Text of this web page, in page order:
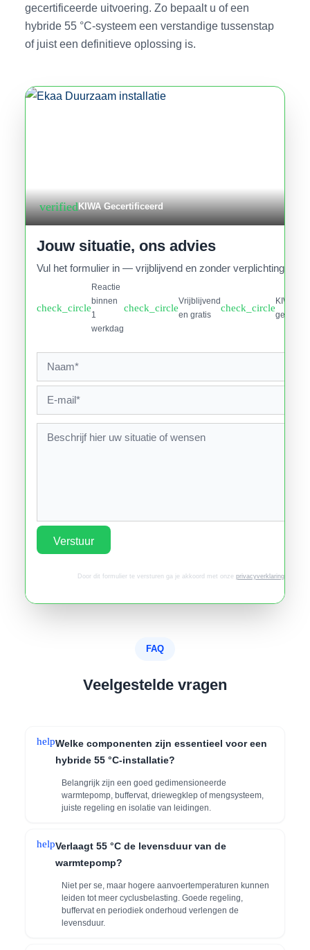
gecertificeerde uitvoering. Zo bepaalt u of een
hybride 55 °C-systeem een verstandige tussenstap
of juist een definitieve oplossing is.
verifiedKIWA Gecertificeerd
Jouw situatie, ons advies
Vul het formulier in — vrijblijvend en zonder verplichtingen.
check_circle
Reactie
binnen
1
werkdag
check_circle
Vrijblijvend
en gratis
check_circle
KIWA
Verstuur
Door dit formulier te versturen ga je akkoord met onze privacyverklaring.
FAQ
Veelgestelde vragen
helpWelke componenten zijn essentieel voor een
hybride 55 °C-installatie?
Belangrijk zijn een goed gedimensioneerde
warmtepomp, buffervat, driewegklep of mengsysteem,
juiste regeling en isolatie van leidingen.
helpVerlaagt 55 °C de levensduur van de
warmtepomp?
Niet per se, maar hogere aanvoertemperaturen kunnen
leiden tot meer cyclusbelasting. Goede regeling,
buffervat en periodiek onderhoud verlengen de
levensduur.